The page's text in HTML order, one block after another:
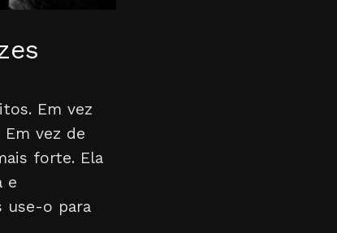
Em vez
vez de
forte. Ela
e
use-o para